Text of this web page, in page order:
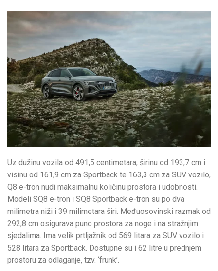
Uz dužinu vozila od 491,5 centimetara, širinu od 193,7 cm i
visinu od 161,9 cm za Sportback te 163,3 cm za SUV vozilo,
Q8 e-tron nudi maksimalnu količinu prostora i udobnosti.
Modeli SQ8 e-tron i SQ8 Sportback e-tron su po dva
milimetra niži i 39 milimetara širi. Međuosovinski razmak od
292,8 cm osigurava puno prostora za noge i na stražnjim
sjedalima. Ima velik prtljažnik od 569 litara za SUV vozilo i
528 litara za Sportback. Dostupne su i 62 litre u prednjem
prostoru za odlaganje, tzv. ‘frunk’.